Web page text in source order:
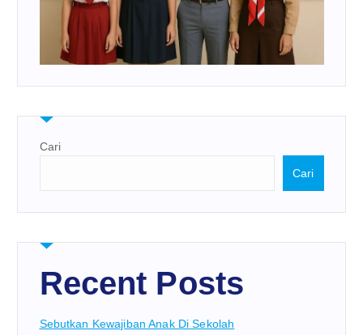
Cari
Cari
Recent Posts
Sebutkan Kewajiban Anak Di Sekolah